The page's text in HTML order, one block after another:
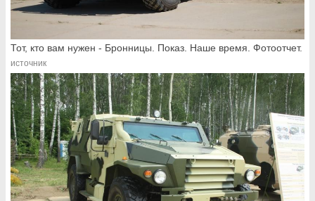
Тот, кто вам нужен - Бронницы. Показ. Наше время. Фотоотчет.
источник